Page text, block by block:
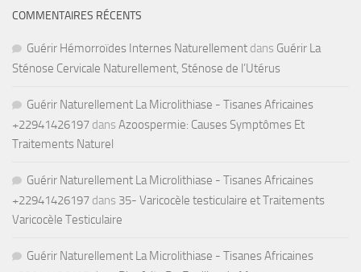
COMMENTAIRES RÉCENTS
Guérir Hémorroïdes Internes Naturellement dans Guérir La
Sténose Cervicale Naturellement, Sténose de l’Utérus
Guérir Naturellement La Microlithiase - Tisanes Africaines
+22941426197 dans Azoospermie: Causes Symptômes Et
Traitements Naturel
Guérir Naturellement La Microlithiase - Tisanes Africaines
+22941426197 dans 35- Varicocèle testiculaire et Traitements
Varicocèle Testiculaire
Guérir Naturellement La Microlithiase - Tisanes Africaines